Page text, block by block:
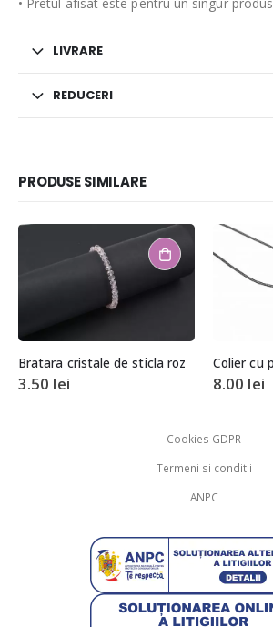
LIVRARE
REDUCERI
PRODUSE SIMILARE
Bratara cristale de sticla roz
3.50 lei 8.00 lei
Cookies GDPR
Termeni si conditii
ANPC